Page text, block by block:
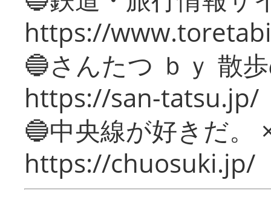
https://
🔵さんたつ ｂｙ 散
https://san-tatsu.jp/
🔵中央線が好きだ。
https://chuosuki.jp/